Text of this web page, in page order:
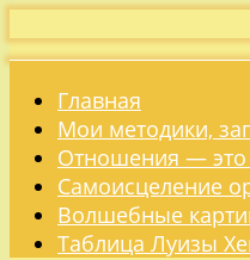
Главная
Мои методики,
Отношения —
Самоисцеление
Волшебные
Таблица Луизы